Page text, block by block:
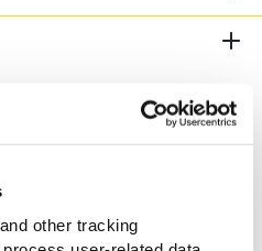
other tracking
de